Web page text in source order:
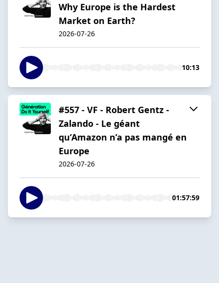
Why Europe is the Hardest
Market on Earth?
2026-07-26
10:13
#557 - VF - Robert Gentz -
Zalando - Le géant
qu’Amazon n’a pas mangé en
Europe
2026-07-26
01:57:59